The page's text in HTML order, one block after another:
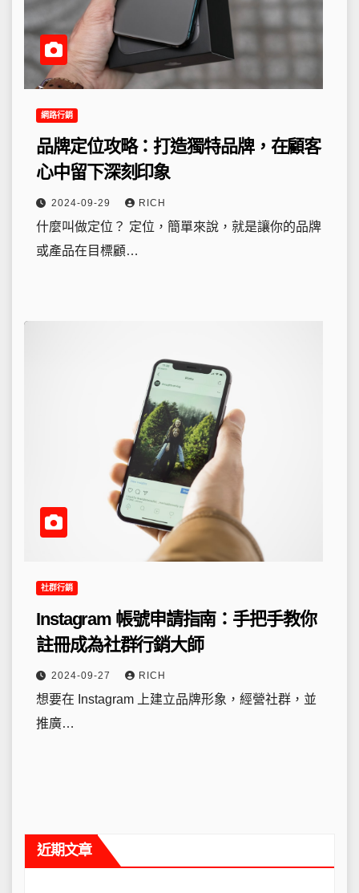
網路行銷
品牌定位攻略：打造獨特品牌，在顧客
心中留下深刻印象
2024-09-29 RICH
什麼叫做定位？ 定位，簡單來說，就是讓你的品牌
或產品在目標顧…
社群行銷
Instagram 帳號申請指南：手把手教你
註冊成為社群行銷大師
2024-09-27 RICH
想要在 Instagram 上建立品牌形象，經營社群，並
推廣…
近期文章